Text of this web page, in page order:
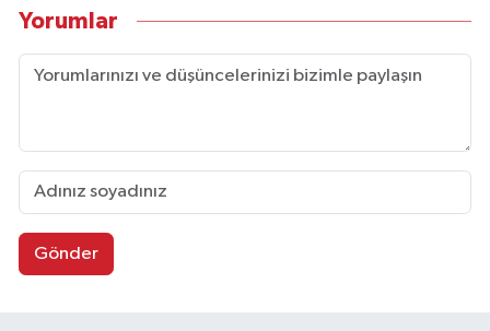
Yorumlar
Gönder